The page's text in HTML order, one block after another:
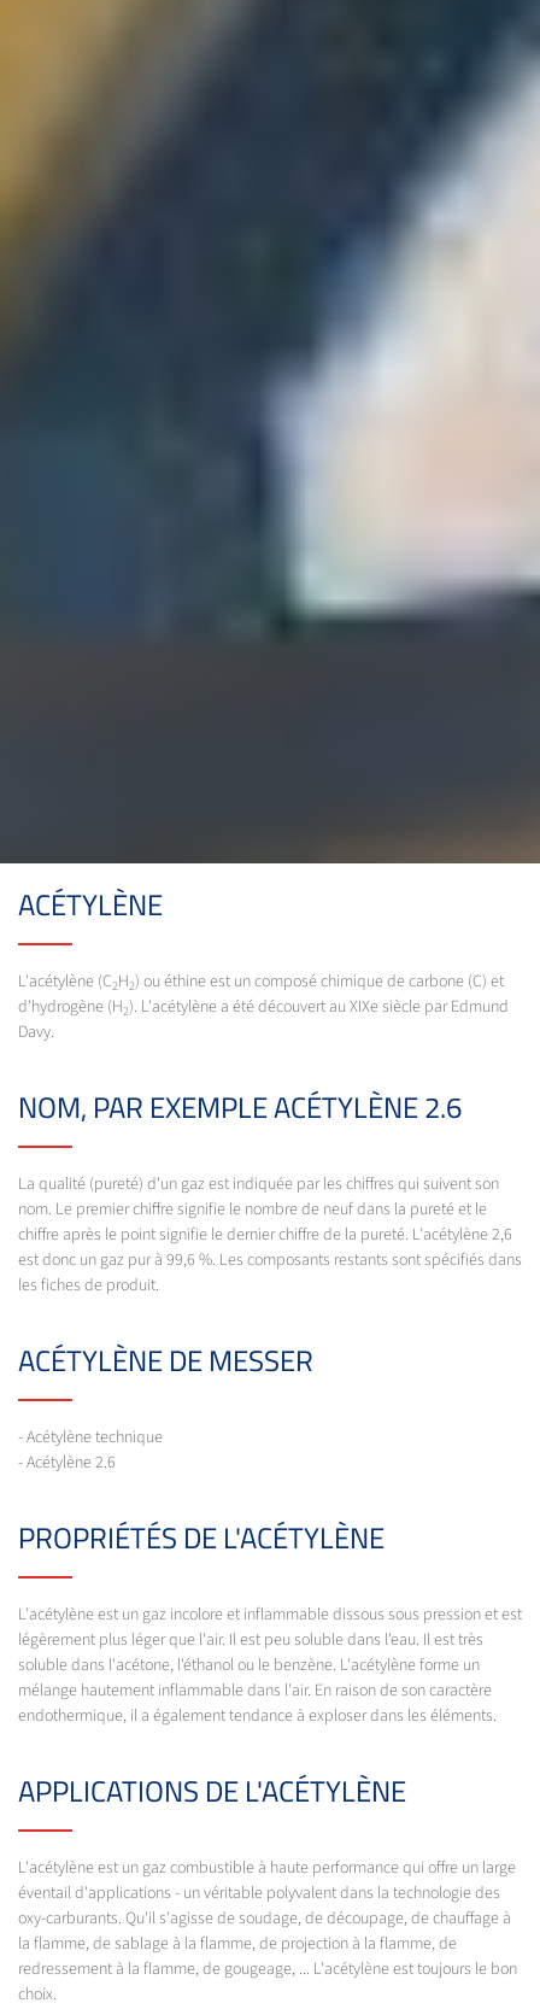
ACÉTYLÈNE
L'acétylène (C2H2) ou éthine est un composé chimique de carbone (C) et
d'hydrogène (H2). L'acétylène a été découvert au XIXe siècle par Edmund
Davy.
NOM, PAR EXEMPLE ACÉTYLÈNE 2.6
La qualité (pureté) d'un gaz est indiquée par les chiffres qui suivent son
nom. Le premier chiffre signifie le nombre de neuf dans la pureté et le
chiffre après le point signifie le dernier chiffre de la pureté. L'acétylène 2,6
est donc un gaz pur à 99,6 %. Les composants restants sont spécifiés dans
les fiches de produit.
ACÉTYLÈNE DE MESSER
- Acétylène technique
- Acétylène 2.6
PROPRIÉTÉS DE L'ACÉTYLÈNE
L'acétylène est un gaz incolore et inflammable dissous sous pression et est
légèrement plus léger que l'air. Il est peu soluble dans l'eau. Il est très
soluble dans l'acétone, l'éthanol ou le benzène. L'acétylène forme un
mélange hautement inflammable dans l'air. En raison de son caractère
endothermique, il a également tendance à exploser dans les éléments.
APPLICATIONS DE L'ACÉTYLÈNE
L'acétylène est un gaz combustible à haute performance qui offre un large
éventail d'applications - un véritable polyvalent dans la technologie des
oxy-carburants. Qu'il s'agisse de soudage, de découpage, de chauffage à
la flamme, de sablage à la flamme, de projection à la flamme, de
redressement à la flamme, de gougeage, ... L'acétylène est toujours le bon
choix.